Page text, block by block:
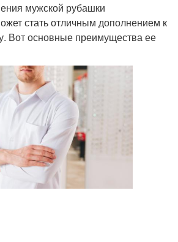
мужской рубашки
стать отличным дополнением к
Вот основные преимущества ее